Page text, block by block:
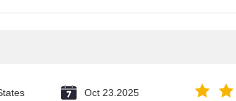
Oct 23.2025